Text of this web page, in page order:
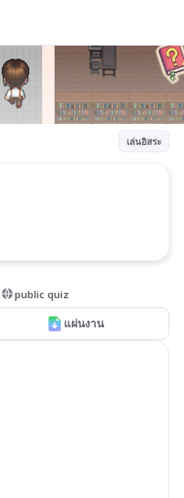
เล่นอิสระ
public quiz
แผ่นงาน